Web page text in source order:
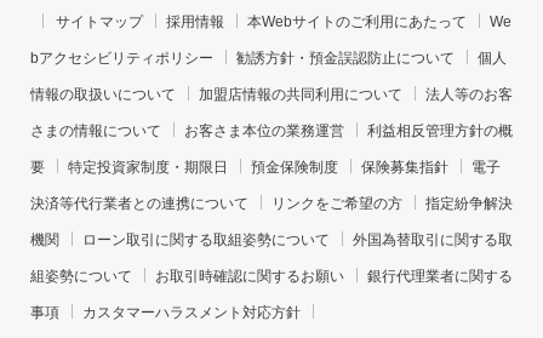
サイトマップ 採用情報 本Webサイトのご利用にあたって We
bアクセシビリティポリシー 勧誘方針・預金誤認防止について 個人
情報の取扱いについて 加盟店情報の共同利用について 法人等のお客
さまの情報について お客さま本位の業務運営 利益相反管理方針の概
要 特定投資家制度・期限日 預金保険制度 保険募集指針 電子
決済等代行業者との連携について リンクをご希望の方 指定紛争解決
機関 ローン取引に関する取組姿勢について 外国為替取引に関する取
組姿勢について お取引時確認に関するお願い 銀行代理業者に関する
事項 カスタマーハラスメント対応方針